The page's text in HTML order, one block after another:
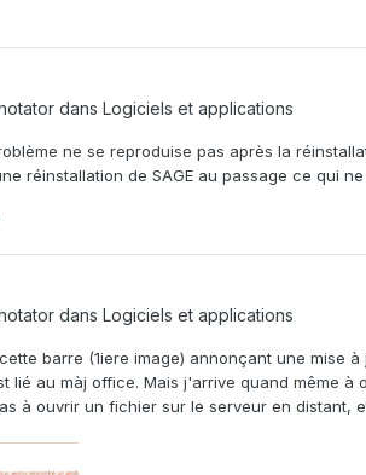
dans Logiciels et applications
ne se reproduise pas après la
réinstallation de SAGE au passage ce qui
dans Logiciels et applications
barre (1iere image) annonçant une mise
lié au màj office. Mais j'arrive quand même
à ouvrir un fichier sur le serveur en distant,